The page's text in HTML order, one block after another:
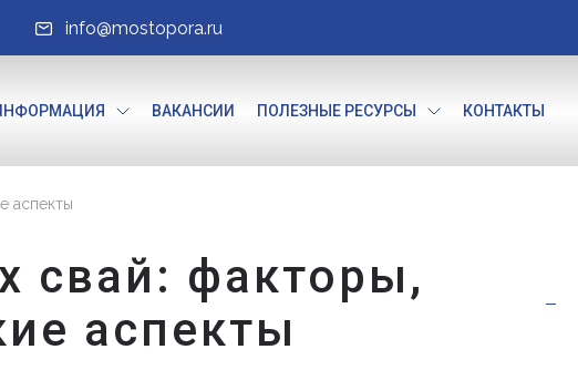
info@mostopora.ru
ВАКАНСИИ ПОЛЕЗНЫЕ РЕСУРСЫ КОНТАКТЫ
аспекты
свай: факторы,
аспекты